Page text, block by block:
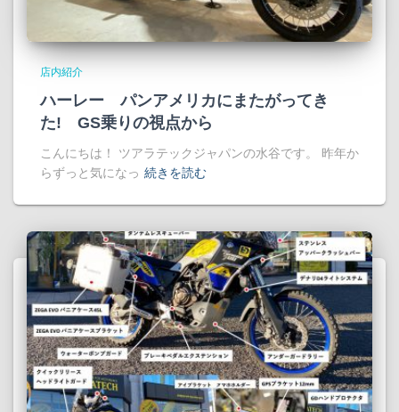
店内紹介
ハーレー パンアメリカにまたがってき
た! GS乗りの視点から
こんにちは！ ツアラテックジャパンの水谷です。 昨年か
らずっと気になっ 続きを読む